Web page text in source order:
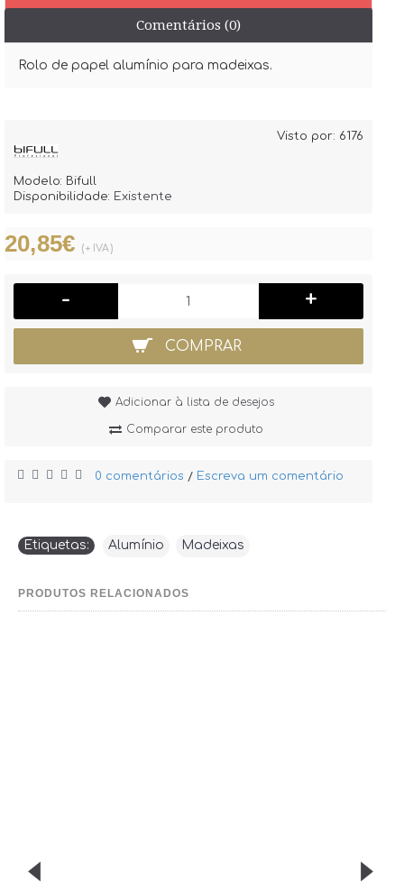
Comentários (0)
Rolo de papel alumínio para madeixas.
Visto por: 6176
Modelo: Bifull
Disponibilidade: Existente
20,85€ (+ IVA)
- +
COMPRAR
Adicionar à lista de desejos
Comparar este produto
0 comentários / Escreva um comentário
Etiquetas: Alumínio Madeixas
PRODUTOS RELACIONADOS